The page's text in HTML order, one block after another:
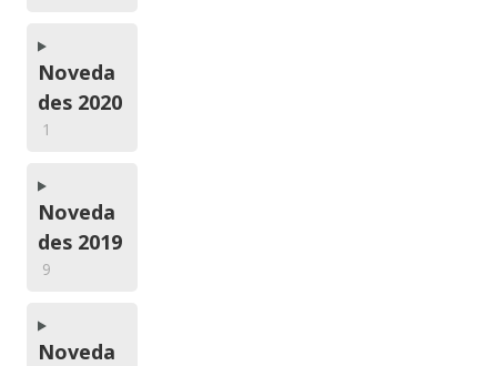
Noveda
des 2020
1
Noveda
des 2019
9
Noveda